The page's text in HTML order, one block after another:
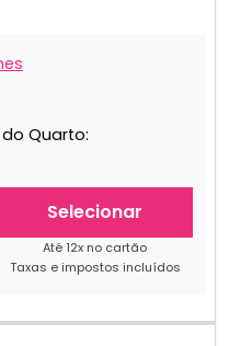
Quarto:
Selecionar
Até 12x no cartão
Taxas e impostos incluídos